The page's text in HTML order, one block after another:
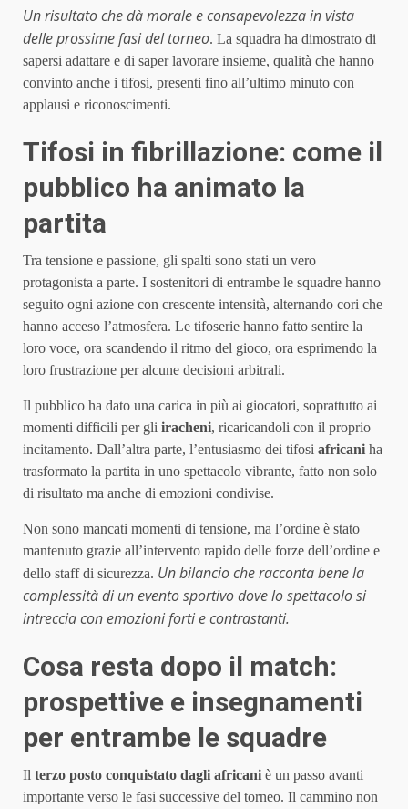
Un risultato che dà morale e consapevolezza in vista
delle prossime fasi del torneo. La squadra ha dimostrato di
sapersi adattare e di saper lavorare insieme, qualità che hanno
convinto anche i tifosi, presenti fino all’ultimo minuto con
applausi e riconoscimenti.
Tifosi in fibrillazione: come il
pubblico ha animato la
partita
Tra tensione e passione, gli spalti sono stati un vero
protagonista a parte. I sostenitori di entrambe le squadre hanno
seguito ogni azione con crescente intensità, alternando cori che
hanno acceso l’atmosfera. Le tifoserie hanno fatto sentire la
loro voce, ora scandendo il ritmo del gioco, ora esprimendo la
loro frustrazione per alcune decisioni arbitrali.
Il pubblico ha dato una carica in più ai giocatori, soprattutto ai
momenti difficili per gli iracheni, ricaricandoli con il proprio
incitamento. Dall’altra parte, l’entusiasmo dei tifosi africani ha
trasformato la partita in uno spettacolo vibrante, fatto non solo
di risultato ma anche di emozioni condivise.
Non sono mancati momenti di tensione, ma l’ordine è stato
mantenuto grazie all’intervento rapido delle forze dell’ordine e
dello staff di sicurezza. Un bilancio che racconta bene la
complessità di un evento sportivo dove lo spettacolo si
intreccia con emozioni forti e contrastanti.
Cosa resta dopo il match:
prospettive e insegnamenti
per entrambe le squadre
Il terzo posto conquistato dagli africani è un passo avanti
importante verso le fasi successive del torneo. Il cammino non